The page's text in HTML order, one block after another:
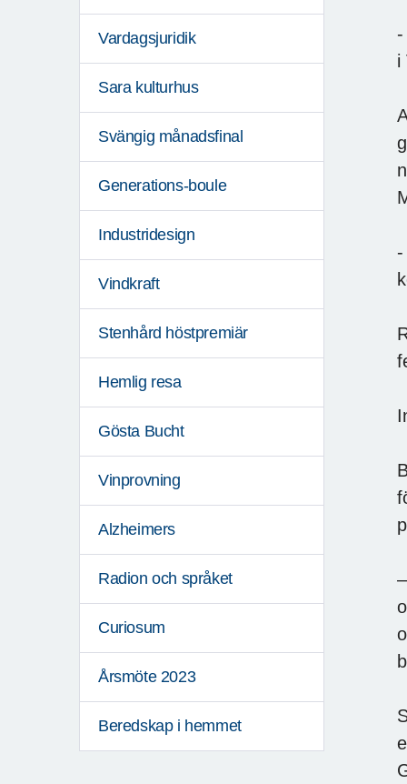
Vardagsjuridik
Sara kulturhus
Svängig månadsfinal
Generations-boule
Industridesign
Vindkraft
Stenhård höstpremiär
Hemlig resa
Gösta Bucht
Vinprovning
Alzheimers
Radion och språket
Curiosum
Årsmöte 2023
Beredskap i hemmet
i